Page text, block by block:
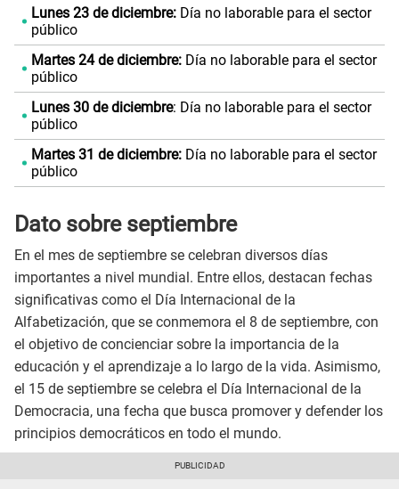
Lunes 23 de diciembre:Día no laborable para el sector
público
Martes 24 de diciembre: Día no laborable para el sector
público
Lunes 30 de diciembre: Día no laborable para el sector
público
Martes 31 de diciembre: Día no laborable para el sector
público
Dato sobre septiembre
En el mes de septiembre se celebran diversos días
importantes a nivel mundial. Entre ellos, destacan fechas
significativas como el Día Internacional de la
Alfabetización, que se conmemora el 8 de septiembre, con
el objetivo de concienciar sobre la importancia de la
educación y el aprendizaje a lo largo de la vida. Asimismo,
el 15 de septiembre se celebra el Día Internacional de la
Democracia, una fecha que busca promover y defender los
principios democráticos en todo el mundo.